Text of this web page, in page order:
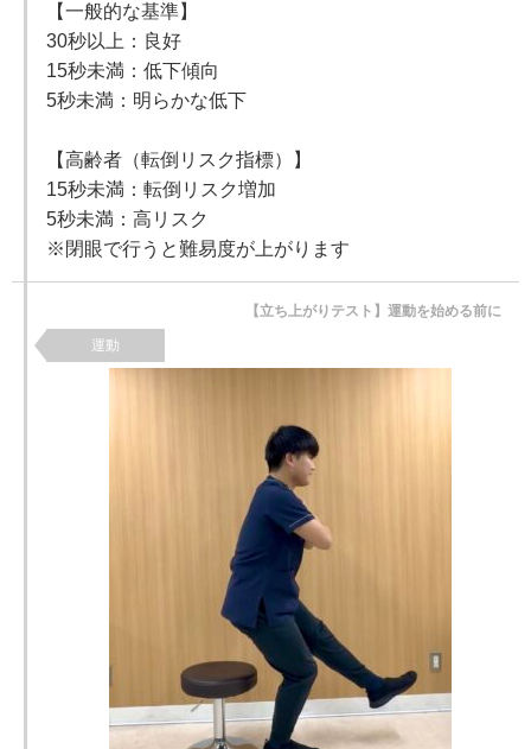
【一般的な基準】
30秒以上：良好
15秒未満：低下傾向
5秒未満：明らかな低下
【高齢者（転倒リスク指標）】
15秒未満：転倒リスク増加
5秒未満：高リスク
※閉眼で行うと難易度が上がります
【立ち上がりテスト】運動を始める前に
運動